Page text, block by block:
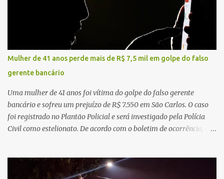
a violência da colisão, o motociclista foi arremessado ao solo.
Testemunhas relataram que o capacete teria se desprendido
durante o acidente. O jovem sofreu ferimentos gravíssimos e
morreu ainda no local. Equipes de resgate e de atendimento da
concessionária responsável pela rodovia foram acionadas e
realizaram a sinalização da via, além de prestarem socorro à
vítima. No entanto, o óbito foi constatado ainda no local do
acidente. A Polícia Militar Rodoviária compareceu para o registro
da ocorrência...
Mulher de 41 anos perde mais de R$ 7,5 mil em golpe do falso
gerente bancário
Uma mulher de 41 anos foi vítima do golpe do falso gerente
bancário e sofreu um prejuízo de R$ 7.550 em São Carlos. O caso
foi registrado no Plantão Policial e será investigado pela Polícia
Civil como estelionato. De acordo com o boletim de ocorrência, a
suspeito alegou que seria necessário atualizar o cadastro da conta
e passou a orientar a vítima sobre os procedimentos que deveriam